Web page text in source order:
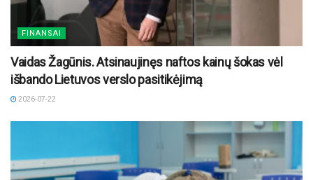
FINANSAI
Vaidas Žagūnis. Atsinaujinęs naftos kainų šokas vėl
išbando Lietuvos verslo pasitikėjimą
2026-07-22